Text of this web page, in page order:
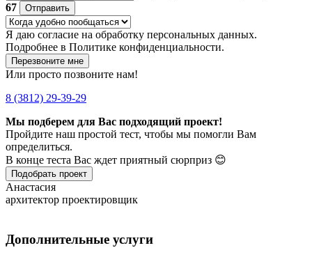
67
Отправить
Я даю согласие на обработку персональных данных.
Подробнее в Политике конфиденциальности.
Перезвоните мне
Или просто позвоните нам!
8 (3812) 29-39-29
Мы подберем для Вас подходящий проект!
Пройдите наш простой тест, чтобы мы помогли Вам
определиться.
В конце теста Вас ждет приятный сюрприз 😊
Подобрать проект
Анастасия
архитектор проектировщик
Дополнительные услуги